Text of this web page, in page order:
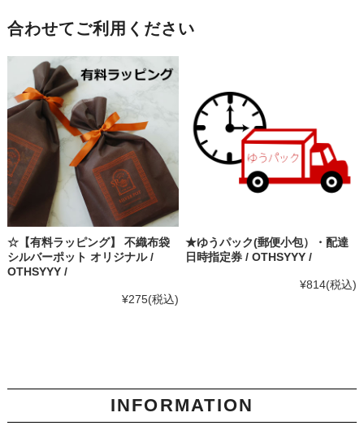
合わせてご利用ください
☆【有料ラッピング】 不織布袋
シルバーポット オリジナル /
OTHSYYY /
¥275(税込)
★ゆうパック(郵便小包）・配達
日時指定券 / OTHSYYY /
¥814(税込)
INFORMATION